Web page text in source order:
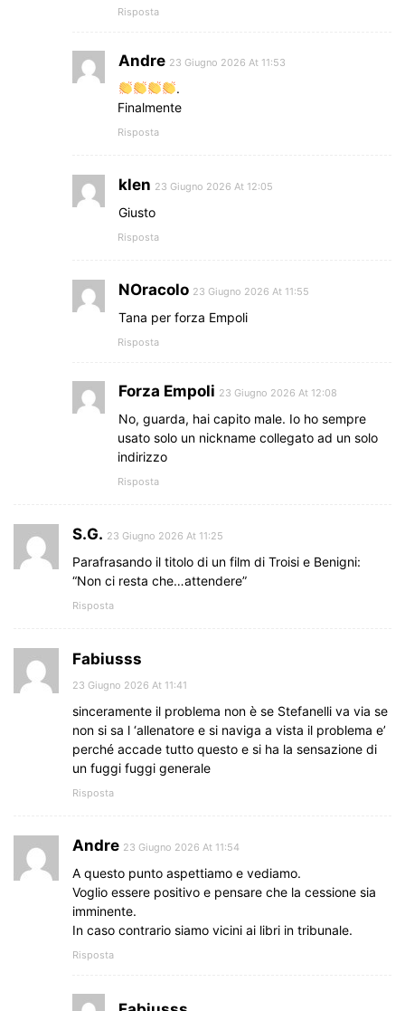
Risposta
Andre 23 Giugno 2026 At 11:53
.
Finalmente
Risposta
klen 23 Giugno 2026 At 12:05
Giusto
Risposta
NOracolo 23 Giugno 2026 At 11:55
Tana per forza Empoli
Risposta
Forza Empoli 23 Giugno 2026 At 12:08
No, guarda, hai capito male. Io ho sempre
usato solo un nickname collegato ad un solo
indirizzo
Risposta
S.G. 23 Giugno 2026 At 11:25
Parafrasando il titolo di un film di Troisi e Benigni:
“Non ci resta che…attendere”
Risposta
Fabiusss
23 Giugno 2026 At 11:41
sinceramente il problema non è se Stefanelli va via se
non si sa l ‘allenatore e si naviga a vista il problema e’
perché accade tutto questo e si ha la sensazione di
un fuggi fuggi generale
Risposta
Andre 23 Giugno 2026 At 11:54
A questo punto aspettiamo e vediamo.
Voglio essere positivo e pensare che la cessione sia
imminente.
In caso contrario siamo vicini ai libri in tribunale.
Risposta